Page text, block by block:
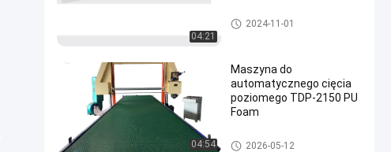
04:21
Maszyna do cięcia pianki z pęt
li
2024-11-01
04:54
Maszyna do
automatycznego cięcia
poziomego TDP-2150 PU
Foam
Maszyna do cięcia pianki PU
2026-05-12